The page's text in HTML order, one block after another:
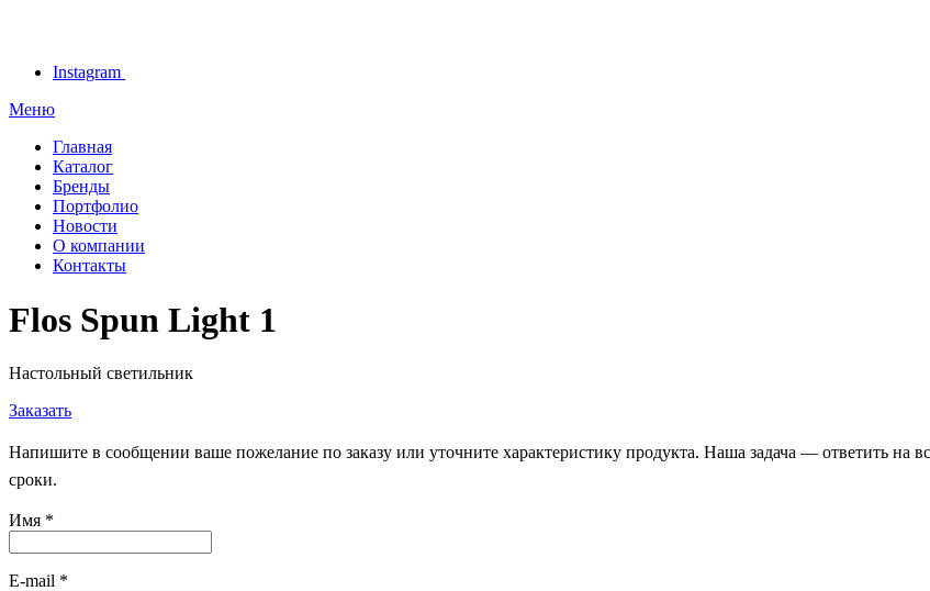
Instagram
Меню
Главная
Каталог
Бренды
Портфолио
Новости
О компании
Контакты
Flos Spun Light 1
Настольный светильник
Заказать
Напишите в сообщении ваше пожелание по заказу или уточните характеристику продукта. Наша задача — ответить на
сроки.
Имя *
E-mail *